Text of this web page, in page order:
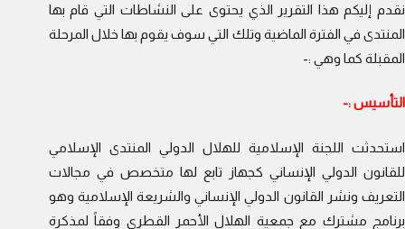
نقدم إليكم هذا التقرير الذي يحتوى على النشاطات التي قام بها
المنتدى في الفترة الماضية وتلك التي سوف يقوم بها خلال المرحلة
المقبلة كما وهي :-
التأسيس :-
استحدثت اللجنة الإسلامية للهلال الدولي المنتدى الإسلامي
للقانون الدولي الإنساني كجهاز تابع لها متخصص في مجالات
التعريف ونشر القانون الدولي الإنساني والشريعة الإسلامية وهو
برنامج مشترك مع جمعية الهلال الأحمر القطري وفقاً لمذكرة